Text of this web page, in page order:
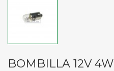
BOMBILLA 12V 4W